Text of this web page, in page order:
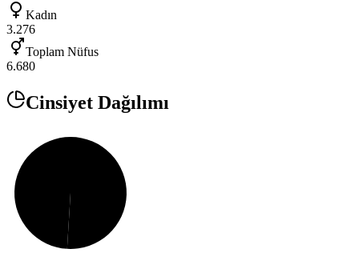
Kadın
3.276
Toplam Nüfus
6.680
Cinsiyet Dağılımı